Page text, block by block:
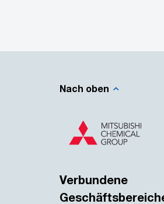
Nach oben
Verbundene